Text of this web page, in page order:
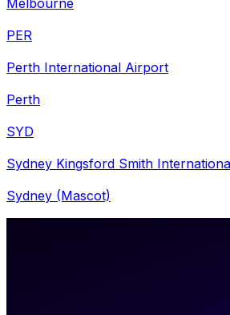
Melbourne
PER
Perth International Airport
Perth
SYD
Sydney Kingsford Smith
Sydney (Mascot)